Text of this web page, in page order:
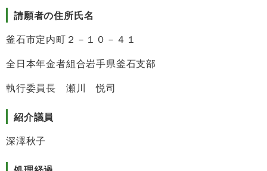
請願者の住所氏名
釜石市定内町２－１０－４１
全日本年金者組合岩手県釜石支部
執行委員長 瀬川 悦司
紹介議員
深澤秋子